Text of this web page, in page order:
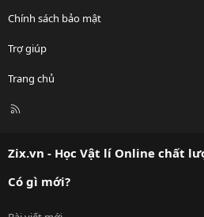
Chính sách bảo mật
Trợ giúp
Trang chủ
R
Zix.vn - Học Vật lí Online chất
Có gì mới?